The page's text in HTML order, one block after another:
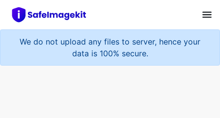
We do not upload any files to server, hence your
data is 100% secure.